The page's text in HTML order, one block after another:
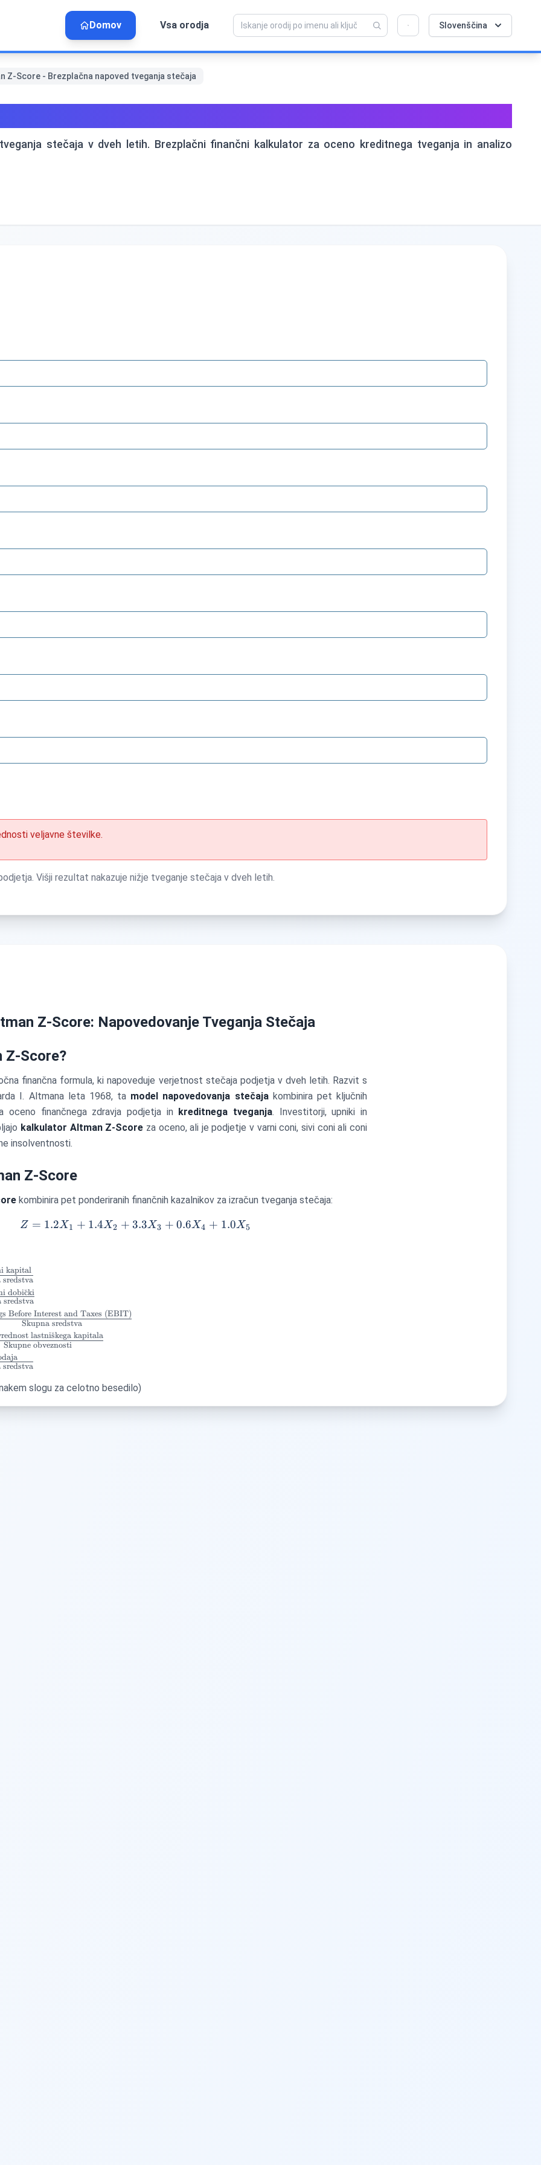
Domov Vsa orodja Slovenščina
Z-Score - Brezplačna napoved tveganja stečaja
stečaja v dveh letih. Brezplačni finančni kalkulator za oceno kreditnega tveganja in analizo
veljavne številke.
Višji rezultat nakazuje nižje tveganje stečaja v dveh letih.
Z-Score: Napovedovanje Tveganja Stečaja
Z-Score?
finančna formula, ki napoveduje verjetnost stečaja podjetja v dveh letih. Razvit s
I. Altmana leta 1968, ta model napovedovanja stečajakombinira pet ključnih
oceno finančnega zdravja podjetja in kreditnega tveganja. Investitorji, upniki in
kalkulator Altman Z-Score za oceno, ali je podjetje v varni coni, sivi coni ali coni
insolventnosti.
Z-Score
kombinira pet ponderiranih finančnih kazalnikov za izračun tveganja stečaja:
Z = 1.2X_1 + 1.4X_2 + 3.3X_3 + 0.6X_4 + 1.0X_5
Z = 1.2X1 + 1.4X2 + 3.3X3 + 0.6X4 + 1.0X5
sredstva
kapital
sredstva
dobic
ˇki
and
Skupna sredstva
Before Interest and Taxes (EBIT)
Skupne obveznosti
lastnis
ˇkega kapitala
sredstva
slogu za celotno besedilo)
💡 Vam je všeč ta orodje? Pomagajte nam, da
postane še boljše!